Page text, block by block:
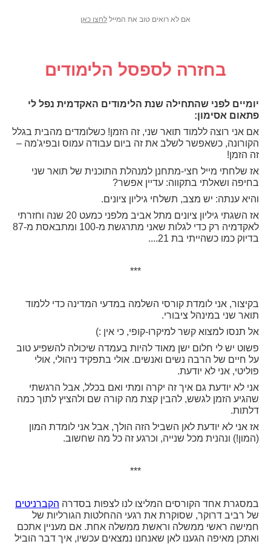
אם לא רואים טוב את המייל לחצו כאן
בחזרה לספסל הלימודים
יומיים לפני שהתחילה שנת הלימודים האקדמית נפל לי
פתאום אסימון:
אם אני רוצה ללמוד תואר שני, זה הזמן! כשלומדים מהבית בגלל
הקורונה, כשאפשר לשלב את זה ביום עבודה עמוס ובפיג'מה –
זה הזמן!
אז שלחתי מייל חצי-מתחנן למנהלת התוכנית של תואר שני
בחיפה ושאלתי בתקווה: עדיין אפשר?
והיא ענתה: יש מצב, תשלחי גיליון ציונים.
אז השגתי גיליון ציונים מתל אביב מלפני כמעט 20 שנה וחזרתי
לאקדמיה
רק כדי לגלות שאני מתרגשת מ-100 ומתבאסת מ-87
בדיוק כמו כשהייתי בת 21...
.
***
בקיצור, אני לומדת קורסי השלמה במדעי המדינה כדי ללמוד
תואר שני במינהל ציבורי.
אל תנסו למצוא קשר למיקרו-קופי, כי אין :)
פשוט יש לי חלום ישן מאוד להיות בעמדה שיכולה להשפיע טוב
על חיים של הרבה נשים ואנשים. אולי בתפקיד ניהולי, אולי
פוליטי, אני לא יודעת.
אני לא יודעת גם איך זה יקרה ומתי ואם בכלל, אבל הרגשתי
שהגיע הזמן לגשש, להבין קצת מה קורה שם ולהציץ לתוך כמה
דלתות.
אז אני לא יודעת לאן השביל הזה הולך, אבל אני לומדת המון
(המון!) ונהנית מכל שנייה, וכרגע זה כל מה שחשוב.
***
במסגרת אחד הקורסים המליצו לנו לצפות בסדרה הקברניטים
של רביב דרוקר, שסוקרת את רגעי ההחלטות הגורליות של
חמישה ראשי ממשלה וראשת ממשלה אחת. אם מעניין אתכם
ואתכן מאיפה הגענו לאן שאנחנו נמצאים עכשיו, איך דבר הוביל